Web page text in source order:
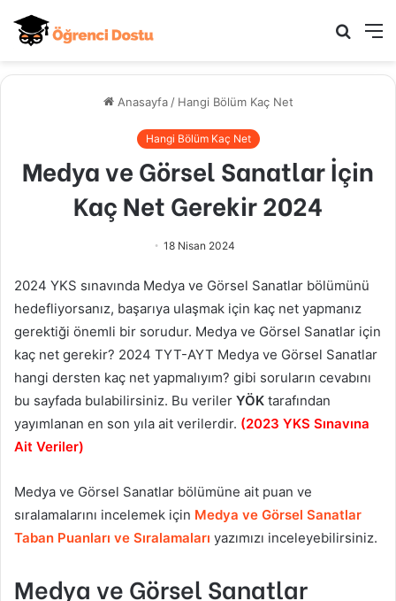
Arama
Anasayfa / Hangi Bölüm Kaç Net
Hangi Bölüm Kaç Net
Medya ve Görsel Sanatlar İçin
Kaç Net Gerekir 2024
18 Nisan 2024
2024 YKS sınavında Medya ve Görsel Sanatlar bölümünü
hedefliyorsanız, başarıya ulaşmak için kaç net yapmanız
gerektiği önemli bir sorudur. Medya ve Görsel Sanatlar için
kaç net gerekir? 2024 TYT-AYT Medya ve Görsel Sanatlar
hangi dersten kaç net yapmalıyım? gibi soruların cevabını
bu sayfada bulabilirsiniz. Bu veriler YÖK tarafından
yayımlanan en son yıla ait verilerdir. (2023 YKS Sınavına
Ait Veriler)
Medya ve Görsel Sanatlar bölümüne ait puan ve
sıralamalarını incelemek için Medya ve Görsel Sanatlar
Taban Puanları ve Sıralamaları yazımızı inceleyebilirsiniz.
Medya ve Görsel Sanatlar